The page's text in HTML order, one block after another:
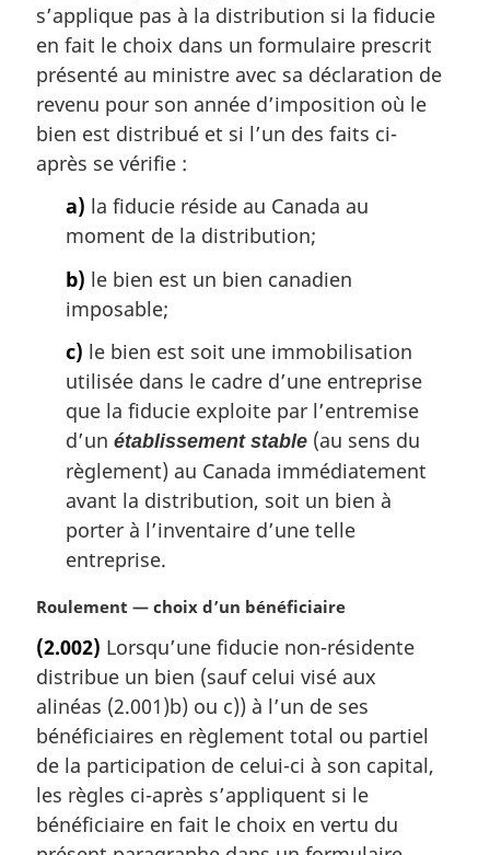
g
i
n
a
l
e
:
s’applique pas à la distribution si la fiducie
en fait le choix dans un formulaire prescrit
présenté au ministre avec sa déclaration de
revenu pour son année d’imposition où le
bien est distribué et si l’un des faits ci-
après se vérifie :
a) la fiducie réside au Canada au
moment de la distribution;
b) le bien est un bien canadien
imposable;
c) le bien est soit une immobilisation
utilisée dans le cadre d’une entreprise
que la fiducie exploite par l’entremise
d’un établissement stable (au sens du
règlement) au Canada immédiatement
avant la distribution, soit un bien à
porter à l’inventaire d’une telle
entreprise.
N
t
e
m
a
g
i
n
a
Roulement — choix d’un bénéficiaire
(2.002) Lorsqu’une fiducie non-résidente
distribue un bien (sauf celui visé aux
alinéas (2.001)b) ou c)) à l’un de ses
bénéficiaires en règlement total ou partiel
de la participation de celui-ci à son capital,
les règles ci-après s’appliquent si le
bénéficiaire en fait le choix en vertu du